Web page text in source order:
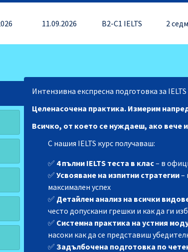
11.09.2026 B2-C1 IELTS 2
Интензивна експресна подготовка за IELTS
Целенасочена практика. Измерим
Всичко, от което се нуждаеш, ако вече
С нашия IELTS курс получаваш:
✅ 4 пълни IELTS теста в клас– в
✅Усвояване на изпитни стратегии–
максимален успех
✅ Детайлен анализ на всички
често допускани грешки и как да ги
✅ Системна практика на устния
насоки как да се представиш
✅Задълбочена подготовка по